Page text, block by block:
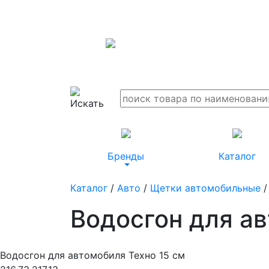
Бренды Каталог
Каталог / Авто / Щетки автомобильные /
Водосгон для
Водосгон для автомобиля Техно 15 см